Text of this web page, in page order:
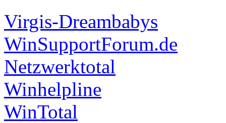
Virgis-Dreambabys
WinSupportForum.de
Netzwerktotal
Winhelpline
WinTotal